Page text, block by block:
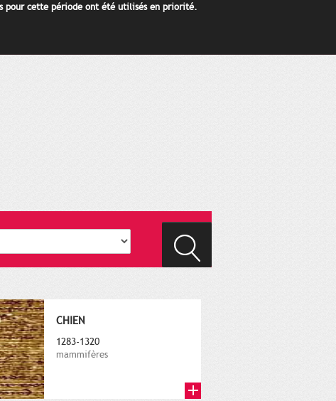
pour cette période ont été utilisés en priorité.
CHIEN
1283-1320
mammifères